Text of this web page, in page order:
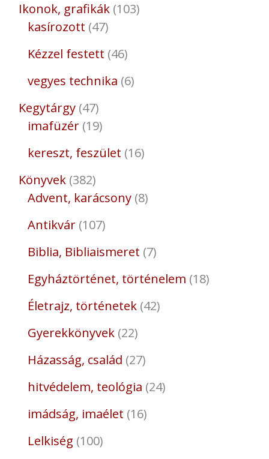
Ikonok, grafikák 103
kasírozott 47
Kézzel festett 46
vegyes technika 6
Kegytárgy 47
imafüzér 19
kereszt, feszület 16
Könyvek 382
Advent, karácsony 8
Antikvár 107
Biblia, Bibliaismeret 7
Egyháztörténet, történelem 18
Életrajz, történetek 42
Gyerekkönyvek 22
Házasság, család 27
hitvédelem, teológia 24
imádság, imaélet 16
Lelkiség 100